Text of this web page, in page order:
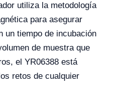
utiliza la metodología
para asegurar
un tiempo de incubación
de muestra que
el YR06388 está
retos de cualquier